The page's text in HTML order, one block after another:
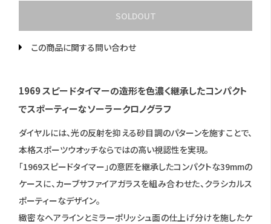
SOLDOUT
この商品に関する問い合わせ
1969 スピードタイマーの造形を色濃く継承したコンパクト
でスポーティーなソーラークロノグラフ
ダイヤルには、光の反射を抑える砂目調のパターンを施すことで、
本格スポーツウオッチならではの高い視認性を実現。
「1969スピードタイマー」の意匠を継承したコンパクトな39mmの
ケースに、カーブサファイアガラスを組み合わせた、クラシカルス
ポーティーなデザイン。
緻密なヘアラインとミラーポリッシュ面の仕上げ分けを施したケ